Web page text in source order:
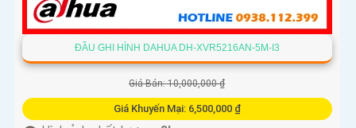
ĐẦU GHI HÌNH DAHUA DH-XVR5216AN-5M-I3
Giá Bán: 10,000,000 ₫
Giá Khuyến Mại: 6,500,000 ₫